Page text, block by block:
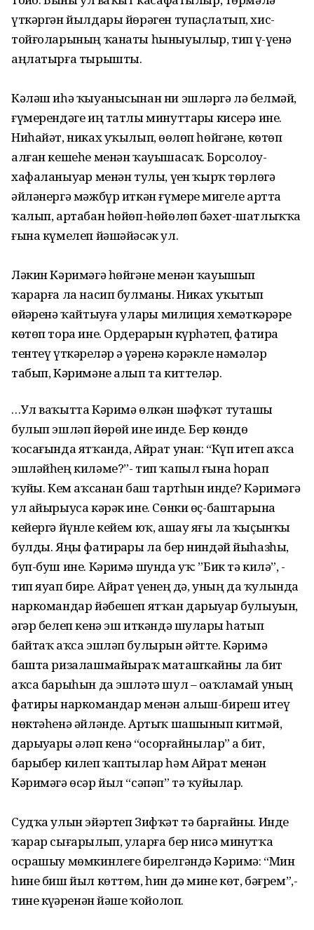
үткәргән йылдары йөрәген тупаҫлатып, хис-
тойғоларының ҡанаты һыныуылыр, тип үҙ-үҙенә
аңлатырға тырышты.
Кәләш иһә ҡыуанысынан ни эшләргә лә белмәй,
ғүмерендәге иң татлы минуттарҙы кисерә ине.
Ниһайәт, никах уҡылып, өҙөлөп һөйгәне, көтөп
алған кешеһе менән ҡауышасаҡ. Борсолоу-
хафаланыуҙар менән тулы, үҙен ҡырҡ төрлөгә
әйләнергә мәжбүр иткән ғүмере миҙгеле артта
ҡалып, артабан һөйөп-һөйөлөп бәхет-шатлыҡҡа
ғына күмелеп йәшәйәсәк ул.
Ләкин Кәримәгә һөйгәне менән ҡауышып
ҡарарға ла насип булманы. Никах уҡытып
өйҙәренә ҡайтыуға уларҙы милиция хеҙмәткәрҙәре
көтөп тора ине. Ордерҙарын күрһәтеп, фатирҙа
тентеү үткәрҙеләр ҙә үҙҙәренә кәрәкле нәмәләр
табып, Кәримәне алып та киттеләр.
…Ул ваҡытта Кәримә өлкән шәфҡәт туташы
булып эшләп йөрөй ине инде. Бер көндө
ҡосағында ятҡанда, Айрат унан: “Күп итеп аҡса
эшләйһең киләме?”- тип ҡапыл ғына һорап
ҡуйҙы. Кем аҡсанан баш тартһын инде? Кәримәгә
ул айырыуса кәрәк ине. Сөнки өҫ-баштарына
кейергә йүнле кейем юҡ, ашау яғы ла ҡыҫынҡы
булды. Яңы фатирҙары ла бер ниндәй йыһазһыҙ,
буп-буш ине. Кәримә шунда уҡ: ”Бик тә килә”, -
тип яуап бирҙе. Айрат үҙенең дә, уның да ҡулында
наркомандар йәбешеп ятҡан дарыуҙар булыуын,
әгәр белеп кенә эш иткәндә шуларҙы һатып
байтаҡ аҡса эшләп булырын әйтте. Кәримә
башта ризалашмайыраҡ маташҡайны ла бит
аҡса барыһын да эшләтә шул – оҙаҡламай уның
фатиры наркомандар менән алыш-биреш итеү
нөктәһенә әйләнде. Артыҡ шашынып китмәй,
дарыуҙарҙы әҙләп кенә “осорғайнылар” ҙа бит,
барыбер килеп ҡаптылар һәм Айрат менән
Кәримәгә өсәр йыл “сәпәп” тә ҡуйҙылар.
Судҡа улын эйәртеп Зифҡәт тә барғайны. Инде
ҡарар сығарылып, уларға бер нисә минутҡа
осрашыу мөмкинлеге бирелгәндә Кәримә: “Мин
һине биш йыл көттөм, һин дә мине көт, бәғрем”,-
тине күҙҙәренән йәше ҡойолоп.